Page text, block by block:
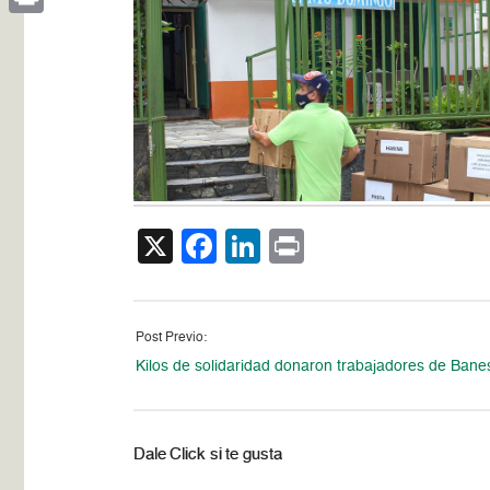
X Facebook
LinkedIn
Post Previo:
Kilos de solidaridad donaron trabajadores de
Dale Click si te gusta